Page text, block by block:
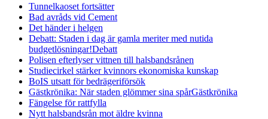
Tunnelkaoset fortsätter
Bad avråds vid Cement
Det händer i helgen
Debatt: Staden i dag är gamla meriter med nutida
budgetlösningar!Debatt
Polisen efterlyser vittnen till halsbandsrånen
Studiecirkel stärker kvinnors ekonomiska kunskap
BoIS utsatt för bedrägeriförsök
Gästkrönika: När staden glömmer sina spårGästkrönika
Fängelse för rattfylla
Nytt halsbandsrån mot äldre kvinna